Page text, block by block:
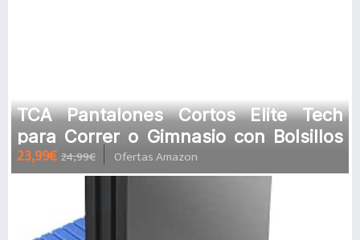
TCA Pantalones Cortos Elite Tech
para Correr o Gimnasio con Bolsillos
de Cremallera para Hombre
23,99€ 24,99€ Ofertas Amazon